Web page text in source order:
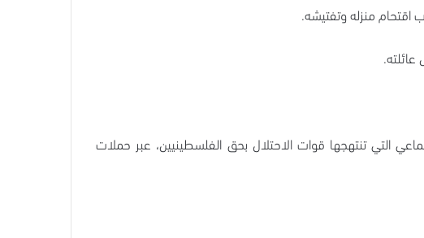
اقتحام منزله وتفتيشه.
التي تنتهجها قوات الاحتلال بحق الفلسطينيين، عبر حملات